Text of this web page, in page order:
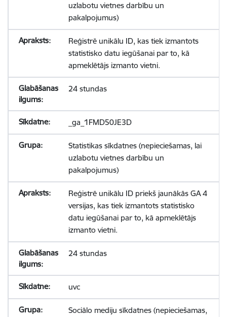
uzlabotu vietnes darbību un
pakalpojumus)
Reģistrē unikālu ID, kas tiek izmantots
statistisko datu iegūšanai par to, kā
apmeklētājs izmanto vietni.
24 stundas
_ga_1FMD50JE3D
Statistikas sīkdatnes (nepieciešamas, lai
uzlabotu vietnes darbību un
pakalpojumus)
Reģistrē unikālu ID priekš jaunākās GA 4
versijas, kas tiek izmantots statistisko
datu iegūšanai par to, kā apmeklētājs
izmanto vietni.
24 stundas
uvc
Sociālo mediju sīkdatnes (nepieciešamas,